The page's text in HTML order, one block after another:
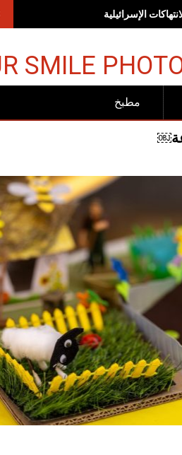
الإسرائيلية
SMILE
مطبخ